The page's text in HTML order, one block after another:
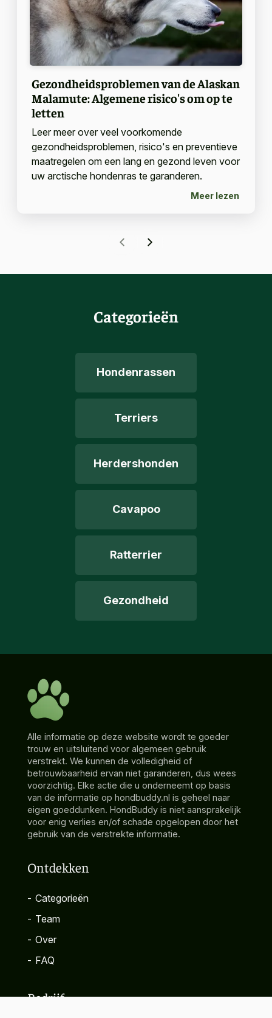
Gezondheidsproblemen van de Alaskan
Malamute: Algemene risico's om op te
letten
Leer meer over veel voorkomende
gezondheidsproblemen, risico's en preventieve
maatregelen om een lang en gezond leven voor
uw arctische hondenras te garanderen.
Meer lezen
Categorieën
Hondenrassen
Terriers
Herdershonden
Cavapoo
Ratterrier
Gezondheid
Alle informatie op deze website wordt te goeder
trouw en uitsluitend voor algemeen gebruik
verstrekt. We kunnen de volledigheid of
betrouwbaarheid ervan niet garanderen, dus wees
voorzichtig. Elke actie die u onderneemt op basis
van de informatie op hondbuddy.nl is geheel naar
eigen goeddunken. HondBuddy is niet aansprakelijk
voor enig verlies en/of schade opgelopen door het
gebruik van de verstrekte informatie.
Ontdekken
- Categorieën
- Team
- Over
- FAQ
Bedrijf